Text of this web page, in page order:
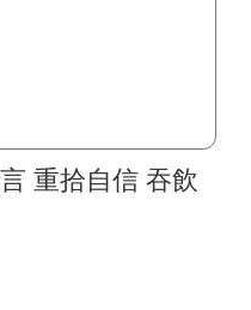
重拾自信 吞飲